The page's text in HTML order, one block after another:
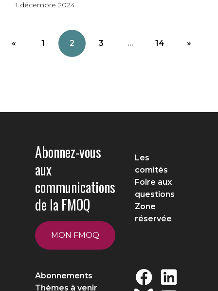
1 décembre 2024
« 1 2 3 ... 14 »
Abonnez-vous
aux
communications
de la FMOQ
MON FMOQ
Les
comités
Foire aux
questions
Zone
réservée
Abonnements
Thèmes à venir